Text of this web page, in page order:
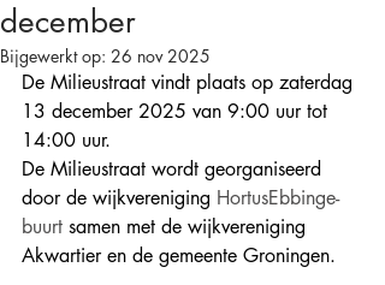
december
Bijgewerkt op: 26 nov 2025
De Milieustraat vindt plaats op zaterdag
13 december 2025 van 9:00 uur tot
14:00 uur.
De Milieustraat wordt georganiseerd
door de wijkvereniging HortusEbbinge-
buurt samen met de wijkvereniging
Akwartier en de gemeente Groningen.